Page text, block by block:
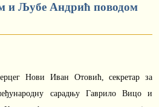
и Љубе Андрић поводом
Нови Иван Отовић, секретар за
сарадњу Гаврило Вицо и